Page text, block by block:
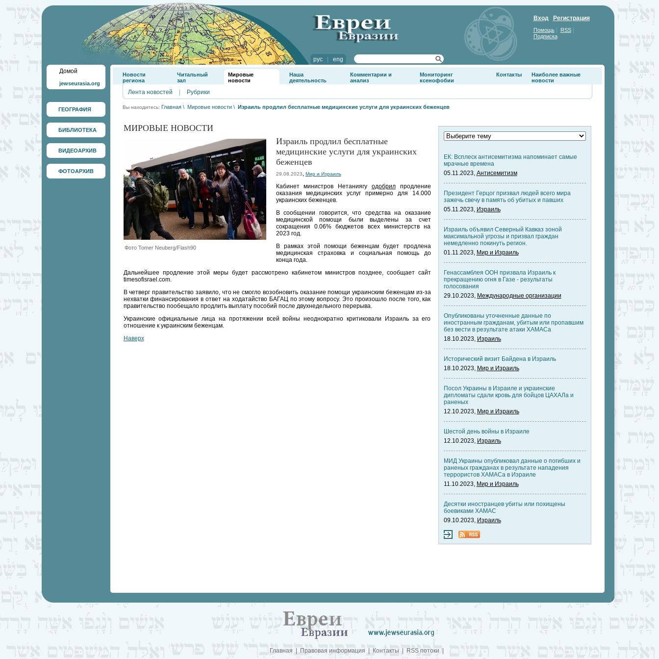
рус| eng
Вход Регистрация
Помощь| RSS|
Подписка
Домой
jewseurasia.org
ГЕОГРАФИЯ
БИБЛИОТЕКА
ВИДЕОАРХИВ
ФОТОАРХИВ
Новости
региона
Читальный
зал
Мировые
новости
Наша
деятельность
Комментарии и
анализ
Мониторинг
ксенофобии
Контакты
Наиболее важные
новости
Лента новостей Рубрики
Вы находитесь: Главная \ Мировые новости \ Израиль продлил бесплатные медицинские услуги для украинских беженцев
МИРОВЫЕ НОВОСТИ
Фото Tomer Neuberg/Flash90
Израиль продлил бесплатные
медицинские услуги для украинских
беженцев
29.08.2023, Мир и Израиль
Кабинет министров Нетаниягу одобрилпродление
оказания медицинских услуг примерно для 14.000
украинских беженцев.
В сообщении говорится, что средства на оказание
медицинской помощи были выделены за счет
сокращения 0.06% бюджетов всех министерств на
2023 год.
В рамках этой помощи беженцам будет продлена
медицинская страховка и социальная помощь до
конца года.
Дальнейшее продление этой меры будет рассмотрено кабинетом министров позднее, сообщает сайт
timesofisrael.com.
В четверг правительство заявило, что не смогло возобновить оказание помощи украинским беженцам из-за
нехватки финансирования в ответ на ходатайство БАГАЦ по этому вопросу. Это произошло после того, как
правительство пообещало продлить выплату пособий после двухнедельного перерыва.
Украинские официальные лица на протяжении всей войны неоднократно критиковали Израиль за его
отношение к украинским беженцам.
Наверх
ЕК: Всплеск антисемитизма напоминает самые
мрачные времена
05.11.2023, Антисемитизм
Президент Герцог призвал людей всего мира
зажечь свечу в память об убитых и павших
05.11.2023, Израиль
Израиль объявил Северный Кавказ зоной
максимальной угрозы и призвал граждан
немедленно покинуть регион.
01.11.2023, Мир и Израиль
Генассамблея ООН призвала Израиль к
прекращению огня в Газе - результаты
голосования
29.10.2023, Международные организации
Опубликованы уточненные данные по
иностранным гражданам, убитым или пропавшим
без вести в результате атаки ХАМАСа
18.10.2023, Израиль
Исторический визит Байдена в Израиль
18.10.2023, Мир и Израиль
Посол Украины в Израиле и украинские
дипломаты сдали кровь для бойцов ЦАХАЛа и
раненых
12.10.2023, Мир и Израиль
Шестой день войны в Израиле
12.10.2023, Израиль
МИД Украины опубликовал данные о погибших и
раненых гражданах в результате нападения
террористов ХАМАСа в Израиле
11.10.2023, Мир и Израиль
Десятки иностранцев убиты или похищены
боевиками ХАМАС
09.10.2023, Израиль
Главная Правовая информация Контакты RSS потоки